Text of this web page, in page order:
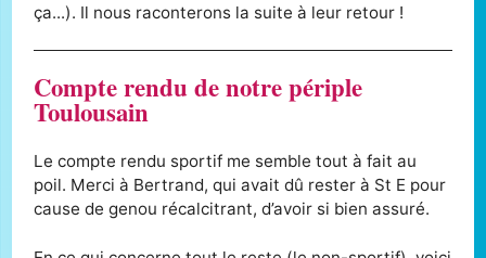
ça...). Il nous raconterons la suite à leur retour !
Compte rendu de notre périple
Toulousain
Le compte rendu sportif me semble tout à fait au
poil. Merci à Bertrand, qui avait dû rester à St E pour
cause de genou récalcitrant, d’avoir si bien assuré.